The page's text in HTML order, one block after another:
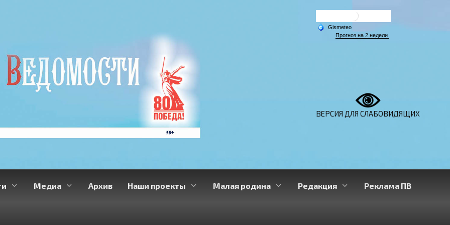
ВЕРСИЯ ДЛЯ СЛАБОВИДЯЩИХ
Медиа Архив Наши проекты Малая родина Редакция Реклама ПВ